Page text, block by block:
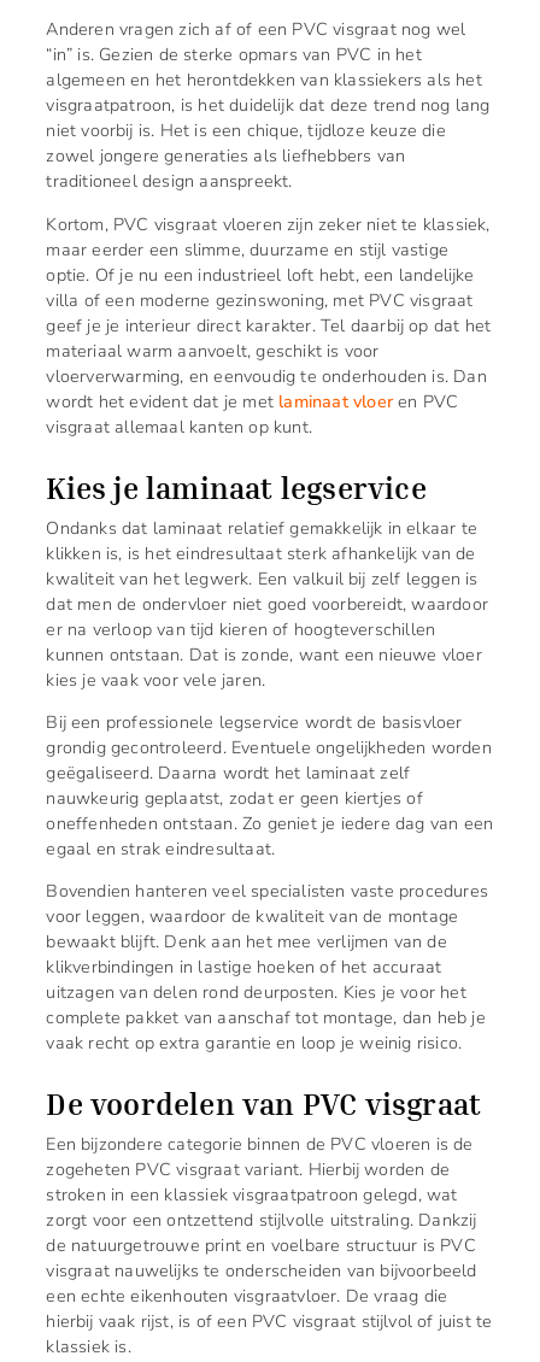
Anderen vragen zich af of een PVC visgraat nog wel
“in” is. Gezien de sterke opmars van PVC in het
algemeen en het herontdekken van klassiekers als het
visgraatpatroon, is het duidelijk dat deze trend nog lang
niet voorbij is. Het is een chique, tijdloze keuze die
zowel jongere generaties als liefhebbers van
traditioneel design aanspreekt.
Kortom, PVC visgraat vloeren zijn zeker niet te klassiek,
maar eerder een slimme, duurzame en stijl vastige
optie. Of je nu een industrieel loft hebt, een landelijke
villa of een moderne gezinswoning, met PVC visgraat
geef je je interieur direct karakter. Tel daarbij op dat het
materiaal warm aanvoelt, geschikt is voor
vloerverwarming, en eenvoudig te onderhouden is. Dan
wordt het evident dat je met laminaat vloeren PVC
visgraat allemaal kanten op kunt.
Kies je laminaat legservice
Ondanks dat laminaat relatief gemakkelijk in elkaar te
klikken is, is het eindresultaat sterk afhankelijk van de
kwaliteit van het legwerk. Een valkuil bij zelf leggen is
dat men de ondervloer niet goed voorbereidt, waardoor
er na verloop van tijd kieren of hoogteverschillen
kunnen ontstaan. Dat is zonde, want een nieuwe vloer
kies je vaak voor vele jaren.
Bij een professionele legservice wordt de basisvloer
grondig gecontroleerd. Eventuele ongelijkheden worden
geëgaliseerd. Daarna wordt het laminaat zelf
nauwkeurig geplaatst, zodat er geen kiertjes of
oneffenheden ontstaan. Zo geniet je iedere dag van een
egaal en strak eindresultaat.
Bovendien hanteren veel specialisten vaste procedures
voor leggen, waardoor de kwaliteit van de montage
bewaakt blijft. Denk aan het mee verlijmen van de
klikverbindingen in lastige hoeken of het accuraat
uitzagen van delen rond deurposten. Kies je voor het
complete pakket van aanschaf tot montage, dan heb je
vaak recht op extra garantie en loop je weinig risico.
De voordelen van PVC visgraat
Een bijzondere categorie binnen de PVC vloeren is de
zogeheten PVC visgraat variant. Hierbij worden de
stroken in een klassiek visgraatpatroon gelegd, wat
zorgt voor een ontzettend stijlvolle uitstraling. Dankzij
de natuurgetrouwe print en voelbare structuur is PVC
visgraat nauwelijks te onderscheiden van bijvoorbeeld
een echte eikenhouten visgraatvloer. De vraag die
hierbij vaak rijst, is of een PVC visgraat stijlvol of juist te
klassiek is.